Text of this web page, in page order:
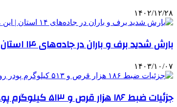
۱۴۰۲/۱۲/۲۸
بارش شدید برف و باران در جاده‌های ۱۴ استان | این محورها مسدود شده است | هلال احمر به حالت آماده‌باش درآمد
۱۴۰۳/۱۰/۰۷
جزئیات ضبط ۱۸۶ هزار قرص و ۵۱۳ کیلوگرم پودر روانگردان | باندی که متلاشی شد